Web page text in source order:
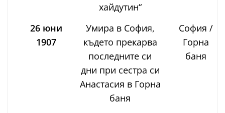
хайдутин“
26 юни
1907
Умира в София,
където прекарва
последните си
дни при сестра си
Анастасия в Горна
баня
София /
Горна
баня